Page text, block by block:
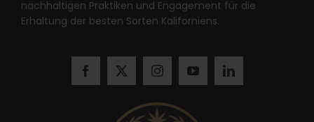
nachhaltigen Praktiken und Engagement für die
Erhaltung der besten Sorten Kaliforniens.